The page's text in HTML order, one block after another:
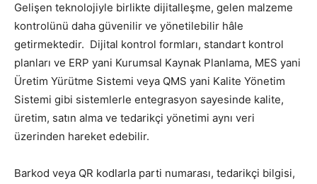
Gelişen teknolojiyle birlikte dijitalleşme, gelen malzeme
kontrolünü daha güvenilir ve yönetilebilir hâle
getirmektedir. Dijital kontrol formları, standart kontrol
planları ve ERP yani Kurumsal Kaynak Planlama, MES yani
Üretim Yürütme Sistemi veya QMS yani Kalite Yönetim
Sistemi gibi sistemlerle entegrasyon sayesinde kalite,
üretim, satın alma ve tedarikçi yönetimi aynı veri
üzerinden hareket edebilir.
Barkod veya QR kodlarla parti numarası, tedarikçi bilgisi,